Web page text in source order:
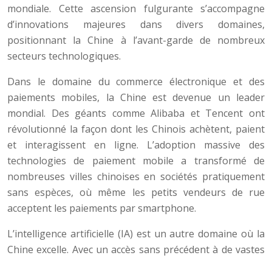
mondiale. Cette ascension fulgurante s’accompagne
d’innovations majeures dans divers domaines,
positionnant la Chine à l’avant-garde de nombreux
secteurs technologiques.
Dans le domaine du commerce électronique et des
paiements mobiles, la Chine est devenue un leader
mondial. Des géants comme Alibaba et Tencent ont
révolutionné la façon dont les Chinois achètent, paient
et interagissent en ligne. L’adoption massive des
technologies de paiement mobile a transformé de
nombreuses villes chinoises en sociétés pratiquement
sans espèces, où même les petits vendeurs de rue
acceptent les paiements par smartphone.
L’intelligence artificielle (IA) est un autre domaine où la
Chine excelle. Avec un accès sans précédent à de vastes